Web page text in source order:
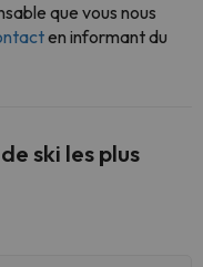
que vous nous
en informant du
ski les plus